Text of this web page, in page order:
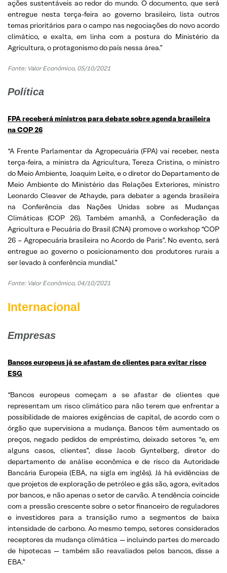
ações sustentáveis ao redor do mundo. O documento, que será
entregue nesta terça-feira ao governo brasileiro, lista outros
temas prioritários para o campo nas negociações do novo acordo
climático, e exalta, em linha com a postura do Ministério da
Agricultura, o protagonismo do país nessa área.”
Fonte: Valor Econômico, 05/10/2021
Política
FPA receberá ministros para debate sobre agenda brasileira
na COP 26
“A Frente Parlamentar da Agropecuária (FPA) vai receber, nesta
terça-feira, a ministra da Agricultura, Tereza Cristina, o ministro
do Meio Ambiente, Joaquim Leite, e o diretor do Departamento de
Meio Ambiente do Ministério das Relações Exteriores, ministro
Leonardo Cleaver de Athayde, para debater a agenda brasileira
na Conferência das Nações Unidas sobre as Mudanças
Climáticas (COP 26). Também amanhã, a Confederação da
Agricultura e Pecuária do Brasil (CNA) promove o workshop “COP
26 – Agropecuária brasileira no Acordo de Paris”. No evento, será
entregue ao governo o posicionamento dos produtores rurais a
ser levado à conferência mundial.”
Fonte: Valor Econômico, 04/10/2021
Internacional
Empresas
Bancos europeus já se afastam de clientes para evitar risco
ESG
“Bancos europeus começam a se afastar de clientes que
representam um risco climático para não terem que enfrentar a
possibilidade de maiores exigências de capital, de acordo com o
órgão que supervisiona a mudança. Bancos têm aumentado os
preços, negado pedidos de empréstimo, deixado setores “e, em
alguns casos, clientes”, disse Jacob Gyntelberg, diretor do
departamento de análise econômica e de risco da Autoridade
Bancária Europeia (EBA, na sigla em inglês). Já há evidências de
que projetos de exploração de petróleo e gás são, agora, evitados
por bancos, e não apenas o setor de carvão. A tendência coincide
com a pressão crescente sobre o setor financeiro de reguladores
e investidores para a transição rumo a segmentos de baixa
intensidade de carbono. Ao mesmo tempo, setores considerados
receptores da mudança climática — incluindo partes do mercado
de hipotecas — também são reavaliados pelos bancos, disse a
EBA.”